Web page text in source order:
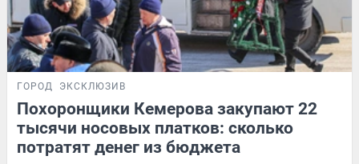
ГОРОД ЭКСКЛЮЗИВ
Похоронщики Кемерова закупают 22
тысячи носовых платков: сколько
потратят денег из бюджета